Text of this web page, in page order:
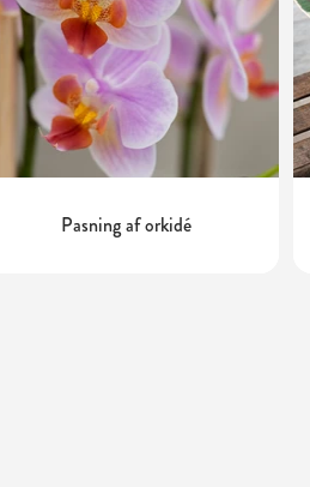
Pasning af orkidé